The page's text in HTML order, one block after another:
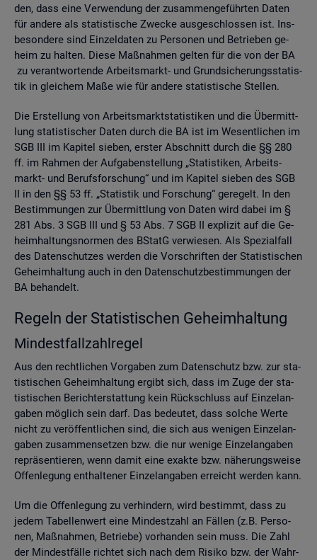
den, dass eine Ver­wen­dung der zu­sam­men­ge­führ­ten Daten
für an­de­re als sta­tis­ti­sche Zwe­cke aus­ge­schlos­sen ist. Ins­
be­son­de­re sind Ein­zel­da­ten zu Per­so­nen und Be­trie­ben ge­
heim zu hal­ten. Diese Maß­nah­men gel­ten für die von der BA
zu ver­ant­wor­ten­de Ar­beits­markt- und Grund­si­che­rungs­sta­tis­
tik in glei­chem Maße wie für an­de­re sta­tis­ti­sche Stel­len.
Die Er­stel­lung von Ar­beits­markt­sta­tis­ti­ken und die Über­mitt­
lung sta­tis­ti­scher Daten durch die BA ist im We­sent­li­chen im
SGB III im Ka­pi­tel sie­ben, ers­ter Ab­schnitt durch die §§ 280
ff. im Rah­men der Auf­ga­ben­stel­lung „Sta­tis­ti­ken, Ar­beits­
markt- und Be­rufs­for­schung“ und im Ka­pi­tel sie­ben des SGB
II in den §§ 53 ff. „Sta­tis­tik und For­schung“ ge­re­gelt. In den
Be­stim­mun­gen zur Über­mitt­lung von Daten wird dabei im §
281 Abs. 3 SGB III und § 53 Abs. 7 SGB II ex­pli­zit auf die Ge­
heim­hal­tungs­nor­men des BStatG ver­wie­sen. Als Spe­zi­al­fall
des Da­ten­schut­zes wer­den die Vor­schrif­ten der Sta­tis­ti­schen
Ge­heim­hal­tung auch in den Da­ten­schutz­be­stim­mun­gen der
BA be­han­delt.
Re­geln der Sta­tis­ti­schen Ge­heim­hal­tung
Min­dest­fall­zahl­re­gel
Aus den recht­li­chen Vor­ga­ben zum Da­ten­schutz bzw. zur sta­
tis­ti­schen Ge­heim­hal­tung er­gibt sich, dass im Zuge der sta­
tis­ti­schen Be­richt­erstat­tung kein Rück­schluss auf Ein­zel­an­
ga­ben mög­lich sein darf. Das be­deu­tet, dass sol­che Werte
nicht zu ver­öf­fent­li­chen sind, die sich aus we­ni­gen Ein­zel­an­
ga­ben zu­sam­men­set­zen bzw. die nur we­ni­ge Ein­zel­an­ga­ben
re­prä­sen­tie­ren, wenn damit eine ex­ak­te bzw. nä­he­rungs­wei­se
Of­fen­le­gung ent­hal­te­ner Ein­zel­an­ga­ben er­reicht wer­den kann.
Um die Of­fen­le­gung zu ver­hin­dern, wird be­stimmt, dass zu
jedem Ta­bel­len­wert eine Min­dest­zahl an Fäl­len (z.B. Per­so­
nen, Maß­nah­men, Be­trie­be) vor­han­den sein muss. Die Zahl
der Min­dest­fäl­le rich­tet sich nach dem Ri­si­ko bzw. der Wahr­